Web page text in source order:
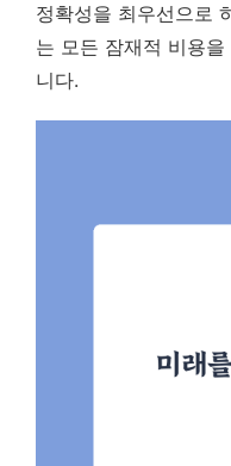
정확성을 최우선으로
는 모든 잠재적 비용
니다.